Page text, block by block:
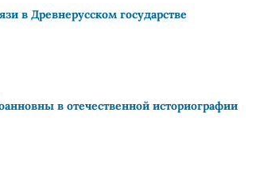
в Древнерусском государстве
в отечественной историографии